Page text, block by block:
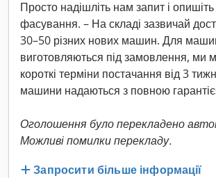
Просто надішліть нам запит і
фасування. – На складі зазвичай
30–50 різних нових машин. Для
виготовляються під замовлення, ми
короткі терміни постачання від 3
машини надаються з повною
Оголошення було перекладено
Можливі помилки перекладу.
Запросити більше інформації